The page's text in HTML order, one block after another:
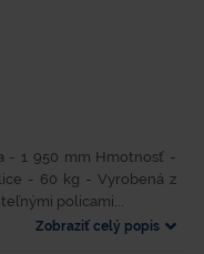
- 1 950 mm Hmotnosť -
- 60 kg - Vyrobená z
policami...
Zobraziť celý popis